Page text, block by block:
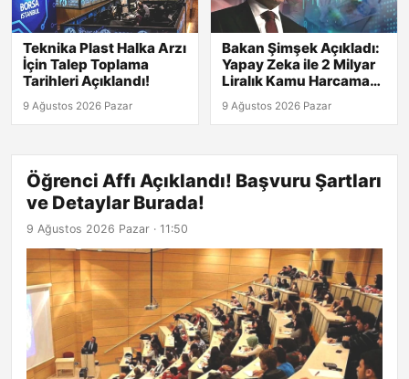
Teknika Plast Halka Arzı
İçin Talep Toplama
Tarihleri Açıklandı!
9 Ağustos 2026 Pazar
Bakan Şimşek Açıkladı:
Yapay Zeka ile 2 Milyar
Liralık Kamu Harcama
Riski Belirlendi!
9 Ağustos 2026 Pazar
Öğrenci Affı Açıklandı! Başvuru Şartları
ve Detaylar Burada!
9 Ağustos 2026 Pazar · 11:50